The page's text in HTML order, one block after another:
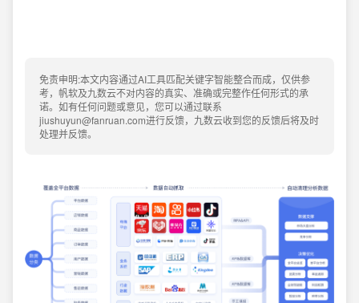
免责申明:本文内容通过AI工具匹配关键字智能整合而成，仅供参
考，帆软及九数云不对内容的真实、准确或完整作任何形式的承
诺。如有任何问题或意见，您可以通过联系
jiushuyun@fanruan.com进行反馈，九数云收到您的反馈后将及时
处理并反馈。